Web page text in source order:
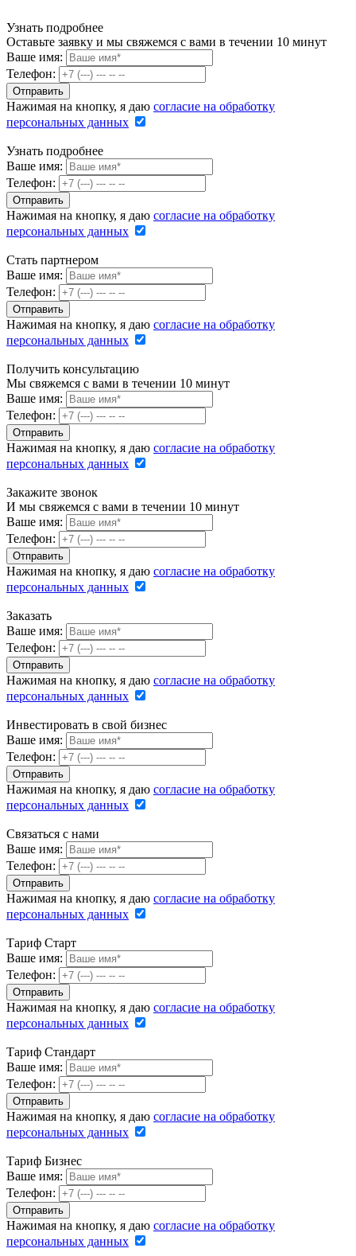
Узнать подробнее
Оставьте заявку и мы свяжемся с вами в течении 10 минут
Ваше имя:
Телефон:
Нажимая на кнопку, я даю согласие на обработку
персональных данных
Узнать подробнее
Ваше имя:
Телефон:
Нажимая на кнопку, я даю согласие на обработку
персональных данных
Стать партнером
Ваше имя:
Телефон:
Нажимая на кнопку, я даю согласие на обработку
персональных данных
Получить консультацию
Мы свяжемся с вами в течении 10 минут
Ваше имя:
Телефон:
Нажимая на кнопку, я даю согласие на обработку
персональных данных
Закажите звонок
И мы свяжемся с вами в течении 10 минут
Ваше имя:
Телефон:
Нажимая на кнопку, я даю согласие на обработку
персональных данных
Заказать
Ваше имя:
Телефон:
Нажимая на кнопку, я даю согласие на обработку
персональных данных
Инвестировать в свой бизнес
Ваше имя:
Телефон:
Нажимая на кнопку, я даю согласие на обработку
персональных данных
Связаться с нами
Ваше имя:
Телефон:
Нажимая на кнопку, я даю согласие на обработку
персональных данных
Тариф Старт
Ваше имя:
Телефон:
Нажимая на кнопку, я даю согласие на обработку
персональных данных
Тариф Стандарт
Ваше имя:
Телефон:
Нажимая на кнопку, я даю согласие на обработку
персональных данных
Тариф Бизнес
Ваше имя:
Телефон:
Нажимая на кнопку, я даю согласие на обработку
персональных данных